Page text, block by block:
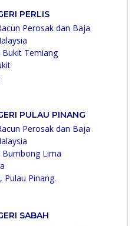
PERLIS
Perosak dan Baja
Temiang
PULAU PINANG
Perosak dan Baja
Lima
Pulau Pinang.
SABAH